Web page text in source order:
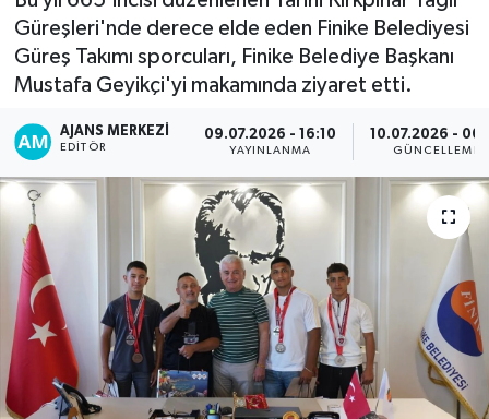
Güreşleri'nde derece elde eden Finike Belediyesi
Güreş Takımı sporcuları, Finike Belediye Başkanı
Mustafa Geyikçi'yi makamında ziyaret etti.
AJANS MERKEZI
EDITÖR
09.07.2026 - 16:10
YAYINLANMA
10.07.2026 -
GÜNCELLEME